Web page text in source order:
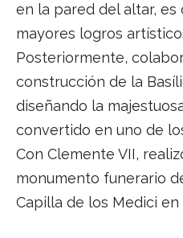
en la pared del altar,
mayores logros
Posteriormente,
construcción de la
diseñando la
convertido en uno de
Con Clemente VII,
monumento funerario
Capilla de los Medici en